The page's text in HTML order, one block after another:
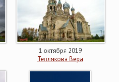
1 октября 2019
Теплякова Вера